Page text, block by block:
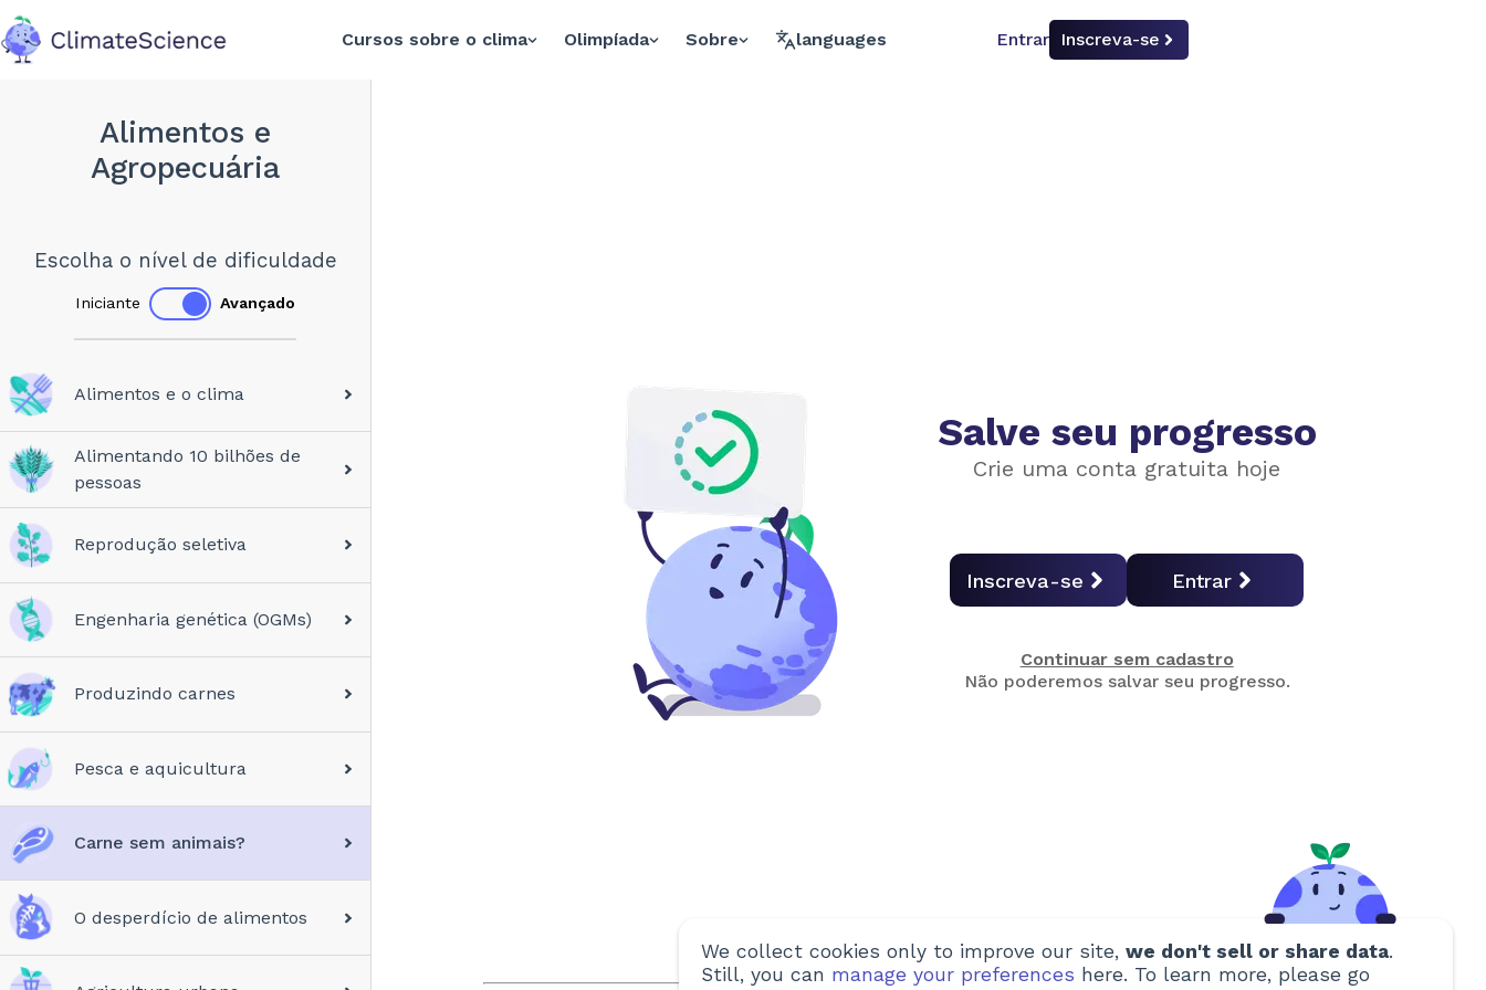
back to home Cursos sobre o clima Olimpíada Sobre languages Entrar Inscreva-se
Alimentos e
Agropecuária
Escolha o nível de dificuldade
Iniciante Avançado
Alimentos e o clima
Alimentando 10 bilhões de
pessoas
Reprodução seletiva
Engenharia genética (OGMs)
Produzindo carnes
Pesca e aquicultura
Carne sem animais?
O desperdício de alimentos
Salve seu progresso
Crie uma conta gratuita hoje
Inscreva-se Entrar
Continuar sem cadastro
Não poderemos salvar seu progresso.
We collect cookies only to improve our site, we don't sell or share data.
Still, you can manage your preferences here. To learn more, please go